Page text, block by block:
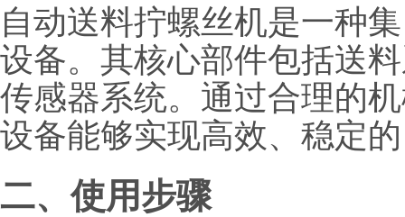
自动送料拧螺丝机是一种
设备。其核心部件包括送
传感器系统。通过合理的
设备能够实现高效、稳定
二、使用步骤